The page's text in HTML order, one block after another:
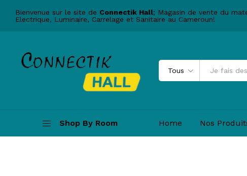
Bienvenue sur le site de Connectik Hall; Magasin de vente du
Electrique, Luminaire, Carrelage et Sanitaire au Cameroun!
Tous
Shop By Room Home Nos